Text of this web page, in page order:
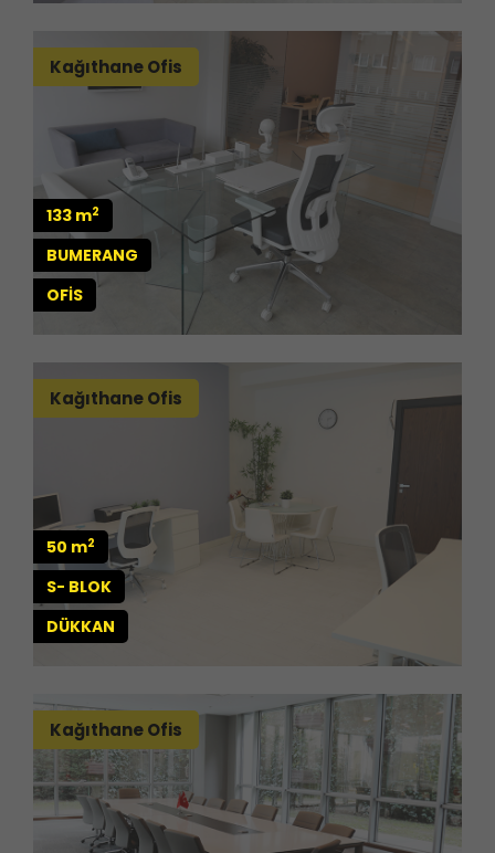
Kağıthane Ofis
133 m2
BUMERANG
OFİS
Kağıthane Ofis
50 m2
S- BLOK
DÜKKAN
Kağıthane Ofis